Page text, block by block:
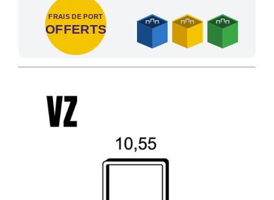
FRAIS DE PORT
OFFERTS
Frais de port offerts en France métropolitaine dès l'achat de